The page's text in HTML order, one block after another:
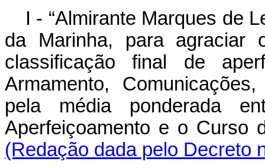
I - “Almirante Marques de
da Marinha, para agraciar
classificação final de
Armamento,
pela média ponderada
Aperfeiçoamento e o
(Redação dada pelo Decreto